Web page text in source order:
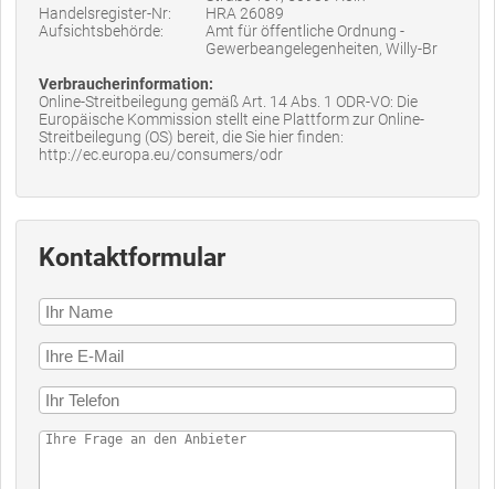
Handelsregister-Nr:
HRA 26089
Aufsichtsbehörde:
Amt für öffentliche Ordnung -
Gewerbeangelegenheiten, Willy-Br
Verbraucherinformation:
Online-Streitbeilegung gemäß Art. 14 Abs. 1 ODR-VO: Die
Europäische Kommission stellt eine Plattform zur Online-
Streitbeilegung (OS) bereit, die Sie hier finden:
http://ec.europa.eu/consumers/odr
Kontaktformular